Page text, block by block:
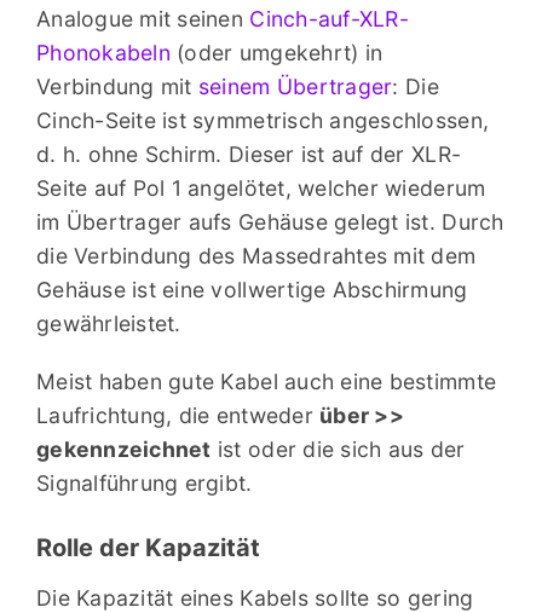
Analogue mit seinen Cinch-auf-XLR-
Phonokabeln (oder umgekehrt) in
Verbindung mit seinem Übertrager: Die
Cinch-Seite ist symmetrisch angeschlossen,
d. h. ohne Schirm. Dieser ist auf der XLR-
Seite auf Pol 1 angelötet, welcher wiederum
im Übertrager aufs Gehäuse gelegt ist. Durch
die Verbindung des Massedrahtes mit dem
Gehäuse ist eine vollwertige Abschirmung
gewährleistet.
Meist haben gute Kabel auch eine bestimmte
Laufrichtung, die entweder über >>
gekennzeichnet ist oder die sich aus der
Signalführung ergibt.
Rolle der Kapazität
Die Kapazität eines Kabels sollte so gering